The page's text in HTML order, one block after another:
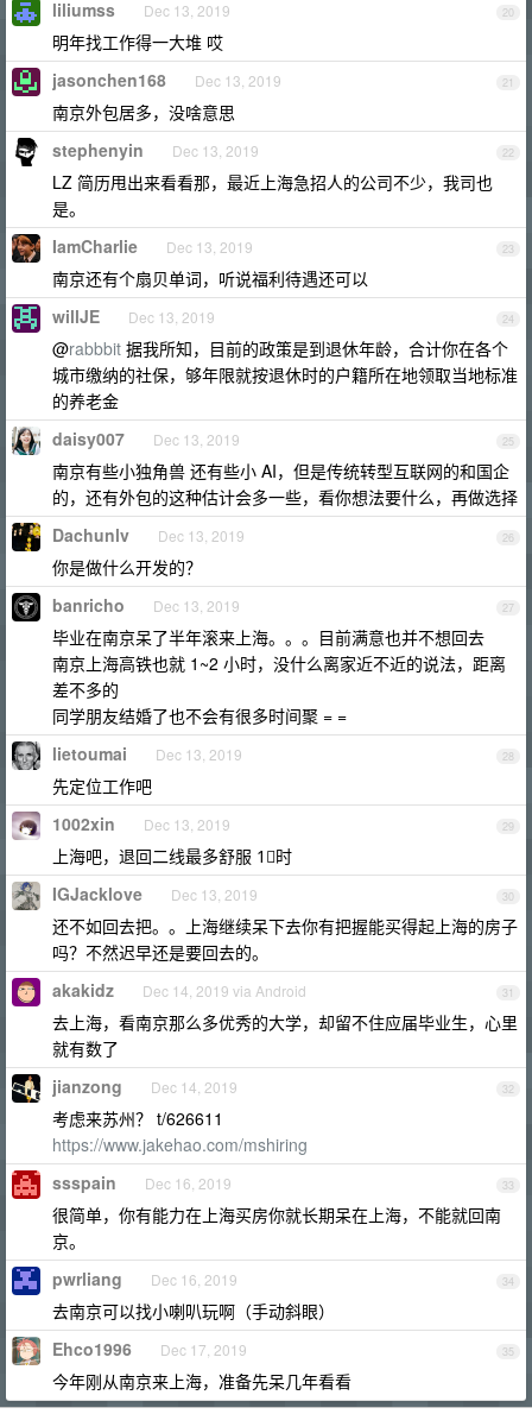
20
liliumss Dec 13, 2019
明年找工作得一大堆 哎
21
jasonchen168 Dec 13, 2019
南京外包居多，没啥意思
22
stephenyin Dec 13, 2019
LZ 简历甩出来看看那，最近上海急招人的公司不少，我司也
是。
23
IamCharlie Dec 13, 2019
南京还有个扇贝单词，听说福利待遇还可以
24
willJE Dec 13, 2019
@rabbbit 据我所知，目前的政策是到退休年龄，合计你在各个
城市缴纳的社保，够年限就按退休时的户籍所在地领取当地标准
的养老金
25
daisy007 Dec 13, 2019
南京有些小独角兽 还有些小 AI，但是传统转型互联网的和国企
的，还有外包的这种估计会多一些，看你想法要什么，再做选择
26
Dachunlv Dec 13, 2019
你是做什么开发的？
27
banricho Dec 13, 2019
毕业在南京呆了半年滚来上海。。。目前满意也并不想回去
南京上海高铁也就 1~2 小时，没什么离家近不近的说法，距离
差不多的
同学朋友结婚了也不会有很多时间聚 = =
28
lietoumai Dec 13, 2019
先定位工作吧
29
1002xin Dec 13, 2019
上海吧，退回二线最多舒服 1⃣️时
30
IGJacklove Dec 13, 2019
还不如回去把。。上海继续呆下去你有把握能买得起上海的房子
吗？不然迟早还是要回去的。
31
akakidz Dec 14, 2019 via Android
去上海，看南京那么多优秀的大学，却留不住应届毕业生，心里
就有数了
32
jianzong Dec 14, 2019
考虑来苏州？ t/626611
https://www.jakehao.com/mshiring
33
ssspain Dec 16, 2019
很简单，你有能力在上海买房你就长期呆在上海，不能就回南
京。
34
pwrliang Dec 16, 2019
去南京可以找小喇叭玩啊（手动斜眼）
35
Ehco1996 Dec 17, 2019
今年刚从南京来上海，准备先呆几年看看